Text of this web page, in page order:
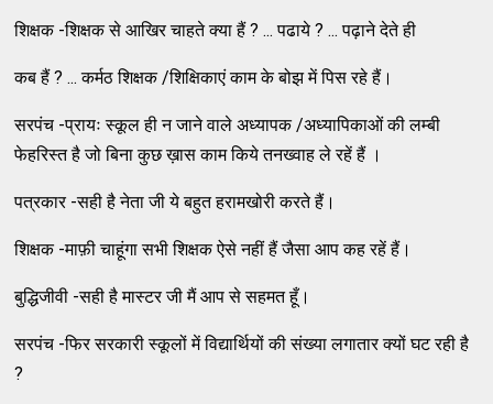
शिक्षक -शिक्षक से आखिर चाहते क्या हैं ? ... पढाये ? ... पढ़ाने देते ही
कब हैं ? ... कर्मठ शिक्षक /शिक्षिकाएं काम के बोझ में पिस रहे हैं।
सरपंच -प्रायः स्कूल ही न जाने वाले अध्यापक /अध्यापिकाओं की लम्बी
फेहरिस्त है जो बिना कुछ ख़ास काम किये तनख्वाह ले रहें हैं ।
पत्रकार -सही है नेता जी ये बहुत हरामखोरी करते हैं।
शिक्षक -माफ़ी चाहूंगा सभी शिक्षक ऐसे नहीं हैं जैसा आप कह रहें हैं।
बुद्धिजीवी -सही है मास्टर जी मैं आप से सहमत हूँ।
सरपंच -फिर सरकारी स्कूलों में विद्यार्थियों की संख्या लगातार क्यों घट रही है
?